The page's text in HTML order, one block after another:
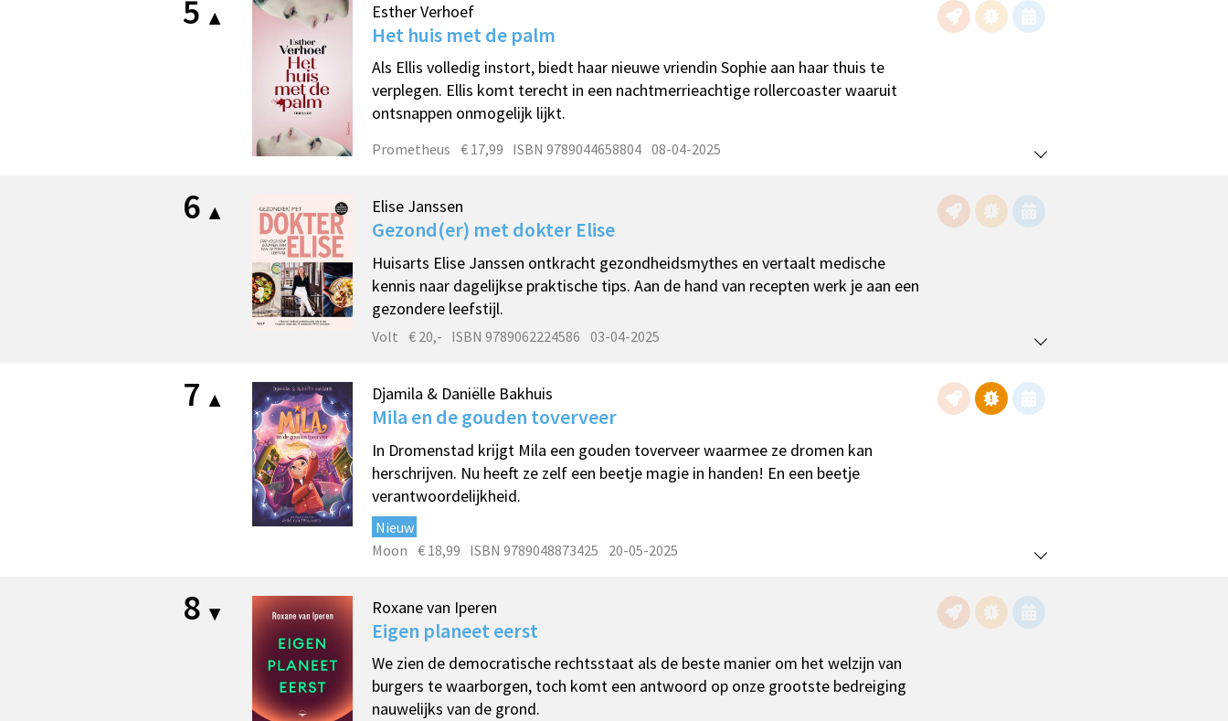
5 Esther Verhoef
Het huis met de palm
Als Ellis volledig instort, biedt haar nieuwe vriendin Sophie aan haar thuis te
verplegen. Ellis komt terecht in een nachtmerrieachtige rollercoaster waaruit
ontsnappen onmogelijk lijkt.
Prometheus € 17,99 ISBN 9789044658804 08-04-2025
6 Elise Janssen
Gezond(er) met dokter Elise
Huisarts Elise Janssen ontkracht gezondheidsmythes en vertaalt medische
kennis naar dagelijkse praktische tips. Aan de hand van recepten werk je aan een
gezondere leefstijl.
Volt € 20,- ISBN 9789062224586 03-04-2025
7 Djamila & Daniëlle Bakhuis
Mila en de gouden toverveer
In Dromenstad krijgt Mila een gouden toverveer waarmee ze dromen kan
herschrijven. Nu heeft ze zelf een beetje magie in handen! En een beetje
verantwoordelijkheid.
Nieuw
Moon € 18,99 ISBN 9789048873425 20-05-2025
8 Roxane van Iperen
Eigen planeet eerst
We zien de democratische rechtsstaat als de beste manier om het welzijn van
burgers te waarborgen, toch komt een antwoord op onze grootste bedreiging
nauwelijks van de grond.